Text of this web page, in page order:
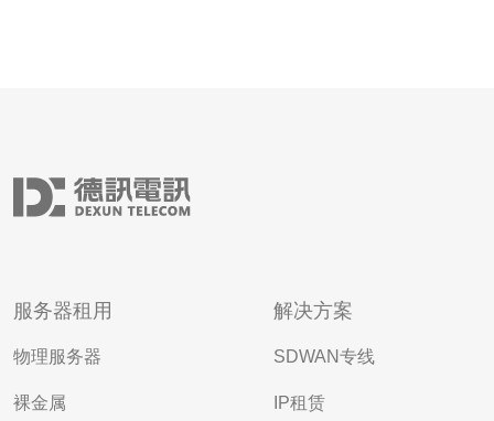
服务器租用
物理服务器
裸金属
解决方案
SDWAN专线
IP租赁